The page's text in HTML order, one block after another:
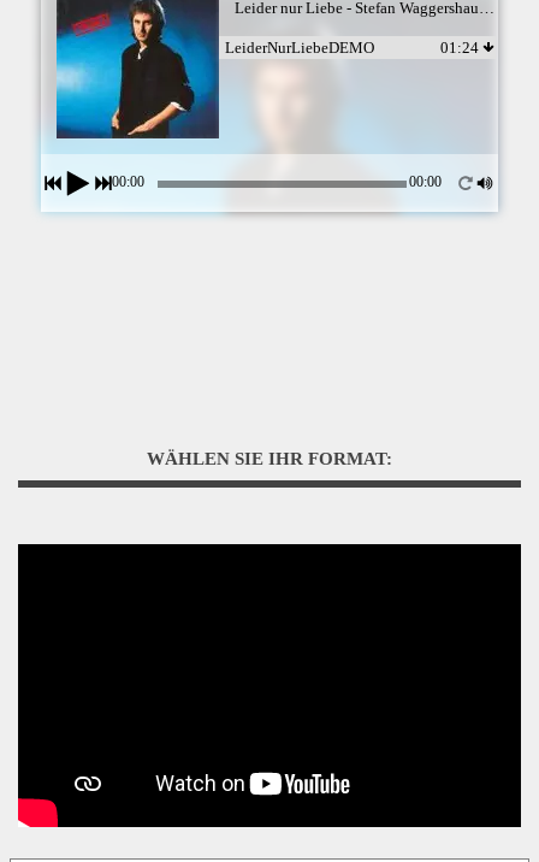
LeiderNurLiebeDEMO 01:24
00:00 00:00
WÄHLEN SIE IHR FORMAT: